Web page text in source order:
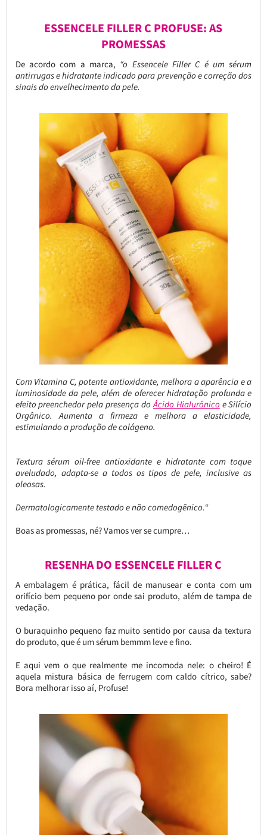
ESSENCELE FILLER C PROFUSE: AS
PROMESSAS
De acordo com a marca, “o Essencele Filler C é um sérum
antirrugas e hidratante indicado para prevenção e correção dos
sinais do envelhecimento da pele.
Com Vitamina C, potente antioxidante, melhora a aparência e a
luminosidade da pele, além de oferecer hidratação profunda e
efeito preenchedor pela presença doÁcido Hialurônicoe Silício
Orgânico. Aumenta a firmeza e melhora a elasticidade,
estimulando a produção de colágeno.
Textura sérum oil-free antioxidante e hidratante com toque
aveludado, adapta-se a todos os tipos de pele, inclusive as
oleosas.
Dermatologicamente testado e não comedogênico.“
Boas as promessas, né? Vamos ver se cumpre…
RESENHA DO ESSENCELE FILLER C
A embalagem é prática, fácil de manusear e conta com um
orifício bem pequeno por onde sai produto, além de tampa de
vedação.
O buraquinho pequeno faz muito sentido por causa da textura
do produto, que é um sérum bemmm leve e fino.
E aqui vem o que realmente me incomoda nele: o cheiro! É
aquela mistura básica de ferrugem com caldo cítrico, sabe?
Bora melhorar isso aí, Profuse!